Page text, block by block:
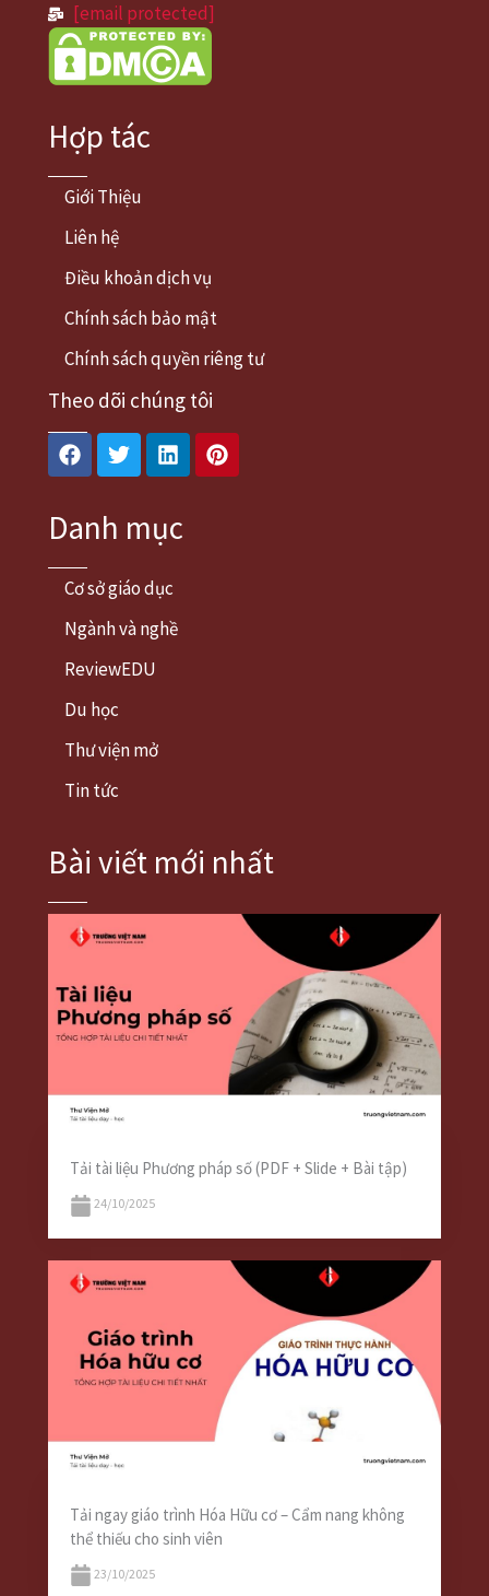
[email protected]
Hợp tác
Giới Thiệu
Liên hệ
Điều khoản dịch vụ
Chính sách bảo mật
Chính sách quyền riêng tư
Theo dõi chúng tôi
Facebook
TwitterLinkedinPinterest
Danh mục
Cơ sở giáo dục
Ngành và nghề
ReviewEDU
Du học
Thư viện mở
Tin tức
Bài viết mới nhất
Tải tài liệu Phương pháp số (PDF + Slide + Bài tập)
24/10/2025
Tải ngay giáo trình Hóa Hữu cơ – Cẩm nang không
thể thiếu cho sinh viên
23/10/2025